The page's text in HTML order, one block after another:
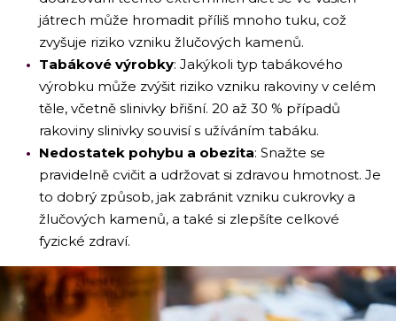
játrech může hromadit příliš mnoho tuku, což
zvyšuje riziko vzniku žlučových kamenů.
Tabákové výrobky: Jakýkoli typ tabákového
výrobku může zvýšit riziko vzniku rakoviny v celém
těle, včetně slinivky břišní. 20 až 30 % případů
rakoviny slinivky souvisí s užíváním tabáku.
Nedostatek pohybu a obezita: Snažte se
pravidelně cvičit a udržovat si zdravou hmotnost. Je
to dobrý způsob, jak zabránit vzniku cukrovky a
žlučových kamenů, a také si zlepšíte celkové
fyzické zdraví.